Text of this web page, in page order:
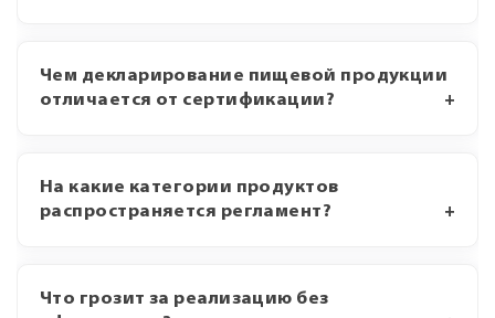
Чем декларирование пищевой продукции
отличается от сертификации?
На какие категории продуктов
распространяется регламент?
Что грозит за реализацию без